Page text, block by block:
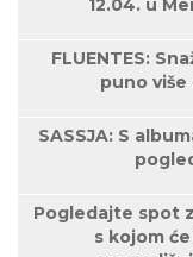
12.04. u
FLUENTES:
puno više
SASSJA: S
Pogledajte spot
s kojom